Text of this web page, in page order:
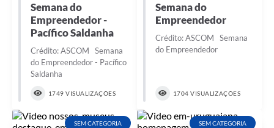
Semana do
Empreendedor -
Pacífico Saldanha
Crédito: ASCOM Semana
do Empreendedor - Pacífico
Saldanha
1749 VISUALIZAÇÕES
Semana do
Empreendedor
Crédito: ASCOM Semana
do Empreendedor
1704 VISUALIZAÇÕES
SEM CATEGORIA SEM CATEGORIA